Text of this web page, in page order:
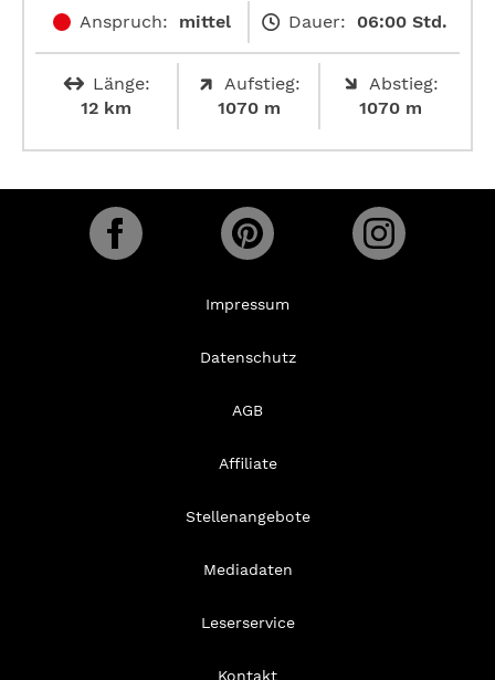
Anspruch: mittel Dauer: 06:00 Std.
Länge:
12 km
Aufstieg:
1070 m
Abstieg:
1070 m
Impressum
Datenschutz
AGB
Affiliate
Stellenangebote
Mediadaten
Leserservice
Kontakt